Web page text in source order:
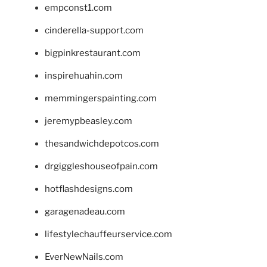
empconst1.com
cinderella-support.com
bigpinkrestaurant.com
inspirehuahin.com
memmingerspainting.com
jeremypbeasley.com
thesandwichdepotcos.com
drgiggleshouseofpain.com
hotflashdesigns.com
garagenadeau.com
lifestylechauffeurservice.com
EverNewNails.com